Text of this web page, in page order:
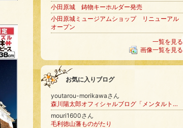
小田原城 鋳物キーホルダー発売
小田原城ミュージアムショップ リニューアル
オープン
一覧を見る
画像一覧を見る
お気に入りブログ
youtarou-morikawaさん
森川陽太郎オフィシャルブログ「メンタルトレーナー。」Powered by Ameba
mouri1600さん
毛利徳山藩ものがたり